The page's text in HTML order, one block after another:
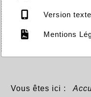
Version texte
Mentions
Vous êtes ici :